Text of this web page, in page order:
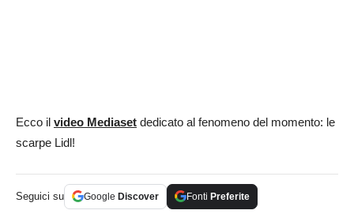
Ecco il video Mediaset dedicato al fenomeno del momento: le
scarpe Lidl!
Seguici su Google Discover Fonti Preferite